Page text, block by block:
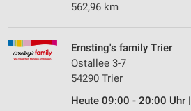
562,96 km
Ernsting's family Trier
Ostallee 3-7
54290 Trier
Heute 09:00 - 20:00 Uhr |